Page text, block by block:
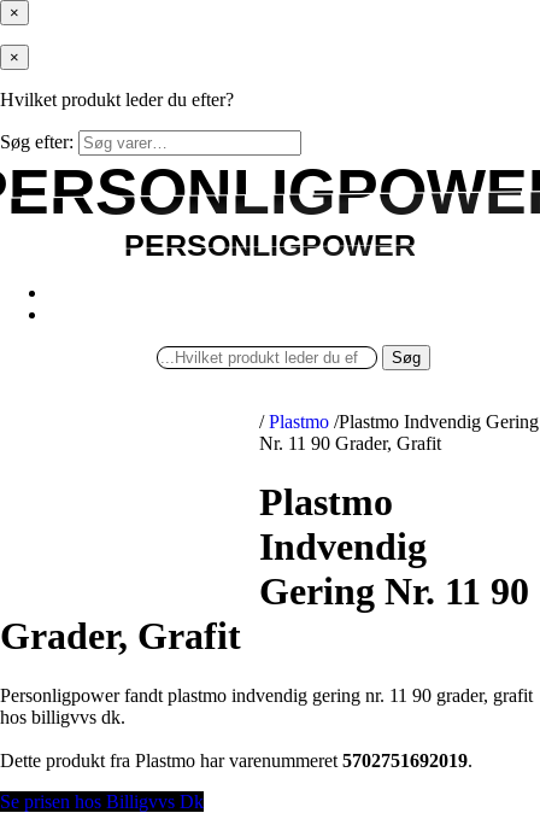
×
×
Hvilket produkt leder du efter?
Søg efter:
PERSONLIGPOWER
PERSONLIGPOWER
Søg
/ Plastmo /Plastmo Indvendig Gering
Nr. 11 90 Grader, Grafit
Plastmo
Indvendig
Gering Nr. 11 90
Grader, Grafit
Personligpower fandt plastmo indvendig gering nr. 11 90 grader, grafit
hos billigvvs dk.
Dette produkt fra Plastmo har varenummeret 5702751692019.
Se prisen hos Billigvvs Dk